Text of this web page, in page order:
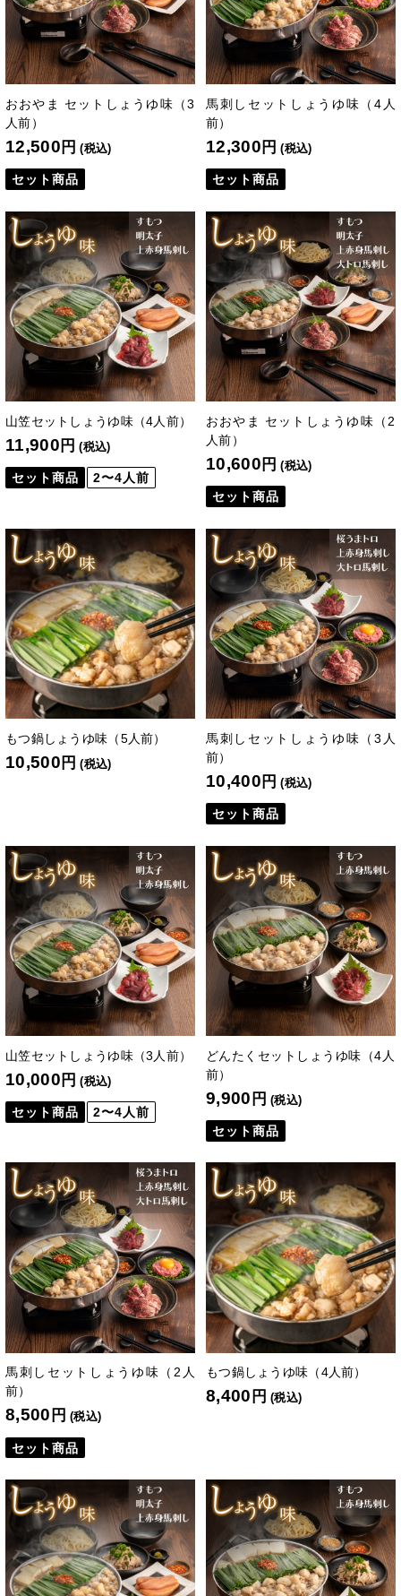
おおやま セットしょうゆ味（3
人前）
12,500 円 (税込)
セット商品
馬刺しセットしょうゆ味（4人
前）
12,300 円 (税込)
セット商品
山笠セットしょうゆ味（4人前）
11,900 円 (税込)
セット商品 2〜4人前
おおやま セットしょうゆ味（2
人前）
10,600 円 (税込)
セット商品
もつ鍋しょうゆ味（5人前）
10,500 円 (税込)
馬刺しセットしょうゆ味（3人
前）
10,400 円 (税込)
セット商品
山笠セットしょうゆ味（3人前）
10,000 円 (税込)
セット商品 2〜4人前
どんたくセットしょうゆ味（4人
前）
9,900 円 (税込)
セット商品
馬刺しセットしょうゆ味（2人
前）
8,500 円 (税込)
セット商品
もつ鍋しょうゆ味（4人前）
8,400 円 (税込)